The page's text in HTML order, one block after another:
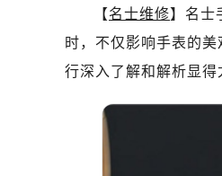
金华市
绍兴市
嘉兴市
【名士维修】名士
时，不仅影响手表的
行深入了解和解析显得